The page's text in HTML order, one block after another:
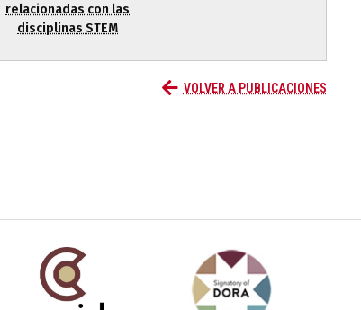
relacionadas con las
disciplinas STEM
VOLVER A PUBLICACIONES